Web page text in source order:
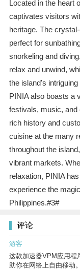
Located in the heart
captivates visitors
heritage. The
perfect for
snorkeling and
relax and unwind,
the island's
PINIA also boasts a
festivals, music,
rich history and
cuisine at the many
throughout the
vibrant markets.
relaxation, PINIA
experience the
Philippines.#3#
评论
游客
这款加速器VPM应用程
助你在网络上自由移动。